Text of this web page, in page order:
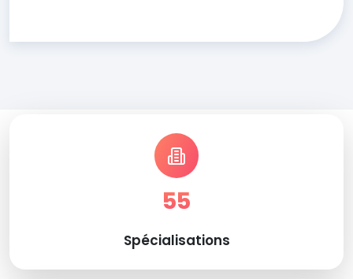
55
Spécialisations